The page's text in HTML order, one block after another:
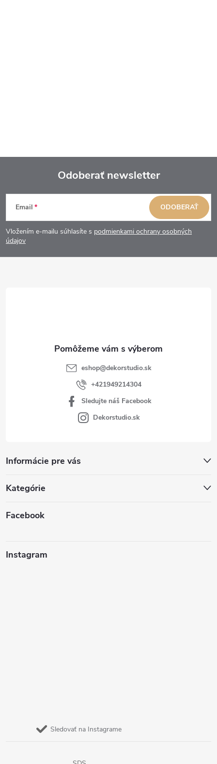
Z
á
p
Odoberať newsletter
Email
Vložením e-mailu súhlasíte s podmienkami ochrany osobných
údajov
ODOBERAŤ
Informácie pre vás
Kategórie
Facebook
Instagram
Sledovať na Instagrame
eshop@dekorstudio.sk
+421949214304
Sledujte náš Facebook
Dekorstudio.sk